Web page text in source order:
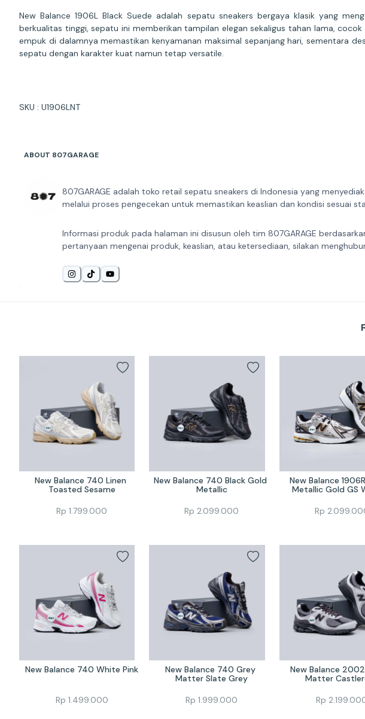
New Balance 1906L Black Suede adalah sepatu sneakers bergaya klasik yang
berkualitas tinggi, sepatu ini memberikan tampilan elegan sekaligus tahan lama,
empuk di dalamnya memastikan kenyamanan maksimal sepanjang hari, sementara
sepatu dengan karakter kuat namun tetap versatile.
SKU : U1906LNT
ABOUT 807GARAGE
807GARAGE adalah toko retail sepatu sneakers di Indonesia yang
melalui proses pengecekan untuk memastikan keaslian dan kondisi sesuai
Informasi produk pada halaman ini disusun oleh tim 807GARAGE
pertanyaan mengenai produk, keaslian, atau ketersediaan, silakan
New Balance 740 Linen
Toasted Sesame
Rp1.799.000
New Balance 740 Black Gold
Metallic
Rp 2.099.000
New Balance
Metallic Gold GS
Rp
New Balance 740 White Pink
Rp 1.499.000
New Balance 740 Grey
Matter Slate Grey
Rp1.999.000
New Balance
Matter
Rp